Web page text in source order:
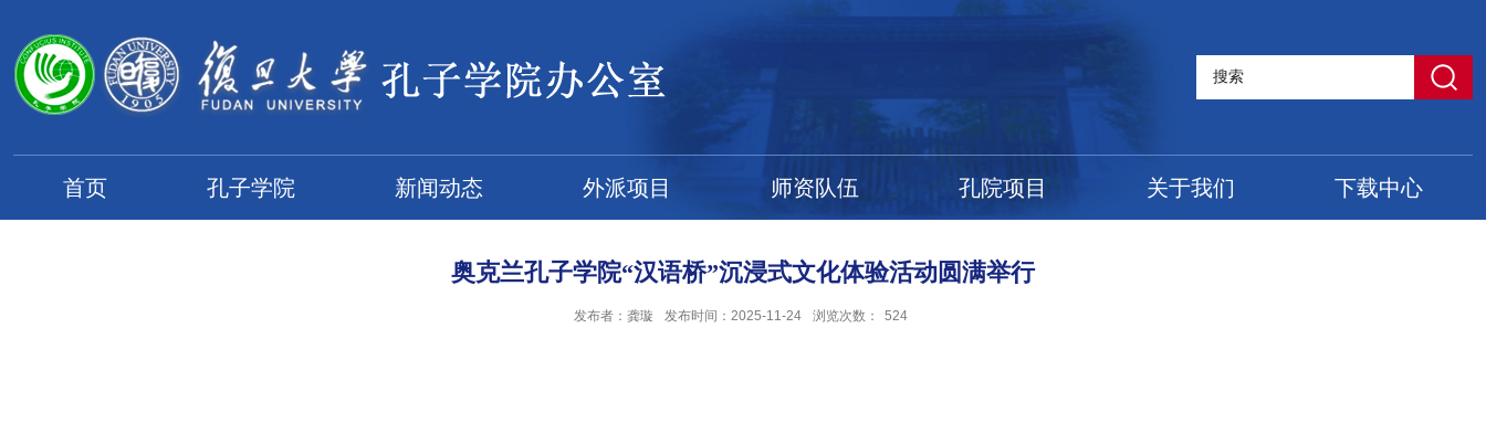
首页 孔子学院 新闻动态 外派项目 师资队伍 孔院项目 关于我们 下载中心
奥克兰孔子学院“汉语桥”沉浸式文化体验活动圆满举行
发布者：龚璇 发布时间：2025-11-24 浏览次数： 524